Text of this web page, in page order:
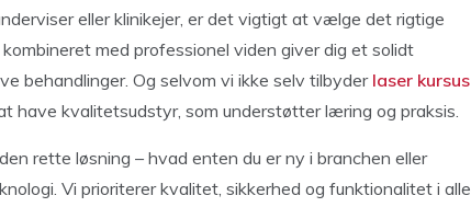
eller klinikejer, er det vigtigt at vælge det rigtige
med professionel viden giver dig et solidt
behandlinger. Og selvom vi ikke selv tilbyder laser kursus
have kvalitetsudstyr, som understøtter læring og praksis.
rette løsning – hvad enten du er ny i branchen eller
Vi prioriterer kvalitet, sikkerhed og funktionalitet i alle